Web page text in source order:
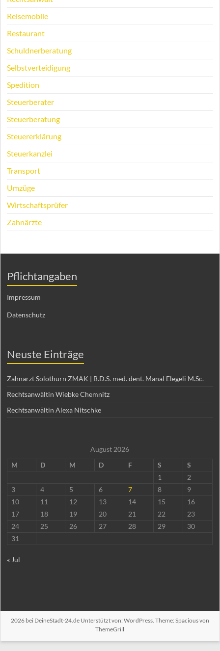
Reisemobile
Restaurant
Schuldnerberatung
Selbstverteidigung
Spedition
Steuerberater
Steuerberatung
Steuererklärung
Steuerkanzlei
Transport
Umzüge
Wirtschaftsprüfer
Zahnärzte
Pflichtangaben
Impressum
Datenschutz
Neuste Einträge
Zahnarzt Solothurn ZMAK | B.D.S. med. dent. Manal Elegeli M.Sc.
Rechtsanwältin Wiebke Chemnitz
Rechtsanwältin Alexa Nitschke
August 2026
M
D M D F S
S
1
2
3
4 5 6 7 8
9
10
11 12 13 14 15
16
17
18 19 20 21 22
23
24
25 26 27 28 29
30
31
« Jul
2026 bei DeineStadt-24.deUnterstützt von: WordPress. Theme: Spacious von
ThemeGrill